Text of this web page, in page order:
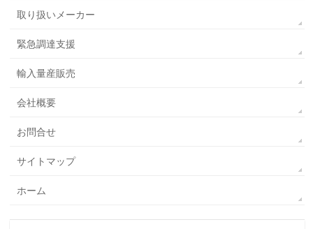
取り扱いメーカー
緊急調達支援
輸入量産販売
会社概要
お問合せ
サイトマップ
ホーム